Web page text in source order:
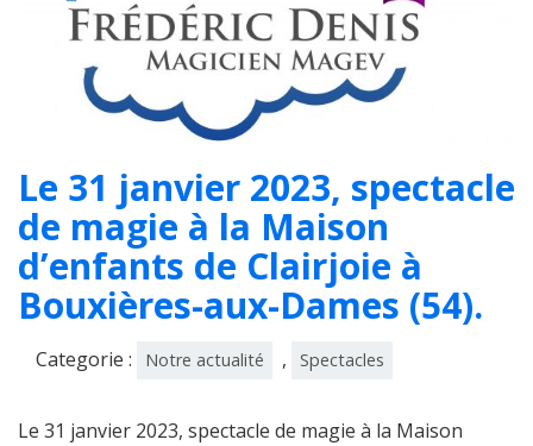
Le 31 janvier 2023, spectacle
de magie à la Maison
d’enfants de Clairjoie à
Bouxières-aux-Dames (54).
Categorie : Notre actualité , Spectacles
Le 31 janvier 2023, spectacle de magie à la Maison